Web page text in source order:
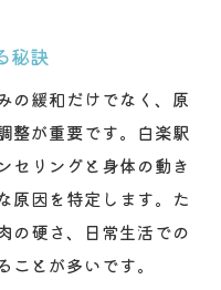
自宅ケアのコツ
チで腰痛を撃退
的腰痛予防法
積み重ねが重要
秘訣
の緩和だけでなく、原
整が重要です。白楽駅
セリングと身体の動き
原因を特定します。た
の硬さ、日常生活での
とが多いです。